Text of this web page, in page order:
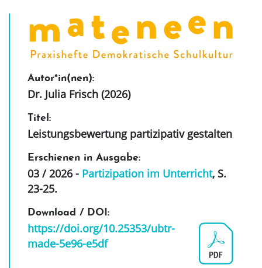
Autor*in(nen):
Dr. Julia Frisch (2026)
Titel:
Leistungsbewertung partizipativ gestalten
Erschienen in Ausgabe:
03 / 2026 - Partizipation im Unterricht, S.
23-25.
Download / DOI:
https://doi.org/10.25353/ubtr-
made-5e96-e5df